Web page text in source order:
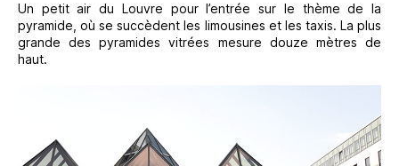
Un petit air du Louvre pour l’entrée sur le thème de la
pyramide, où se succèdent les limousines et les taxis. La plus
grande des pyramides vitrées mesure douze mètres de
haut.